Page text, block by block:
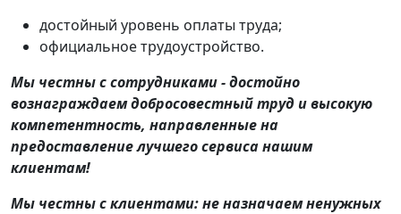
достойный уровень оплаты труда;
официальное трудоустройство.
Мы честны с сотрудниками - достойно
вознаграждаем добросовестный труд и высокую
компетентность, направленные на
предоставление лучшего сервиса нашим
клиентам!
Мы честны с клиентами: не назначаем ненужных